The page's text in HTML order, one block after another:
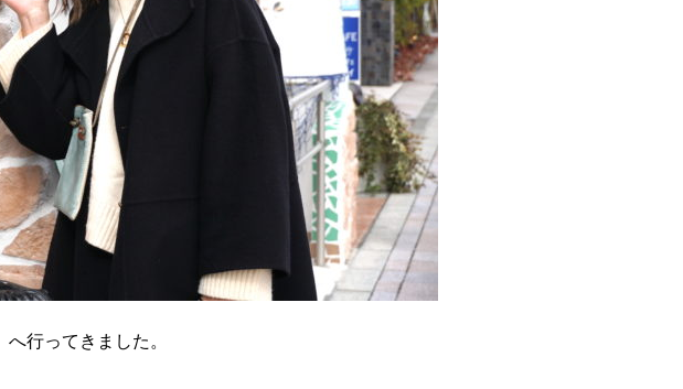
へ行ってきました。